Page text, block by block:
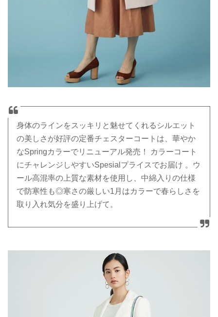
身体のラインをスッキリと魅せてくれるシルエット
の美しさが好評の定番チェスターコートは、華やか
なSpringカラーでリニューアル発売！ カラーコート
にチャレンジしやすいSpesialプライスでお届け 。ウ
ール高混率の上質な素材を使用し、中綿入りの仕様
で防寒性も◎寒さの厳しい1月はカラーで春らしさを
取り入れ気分を盛り上げて。